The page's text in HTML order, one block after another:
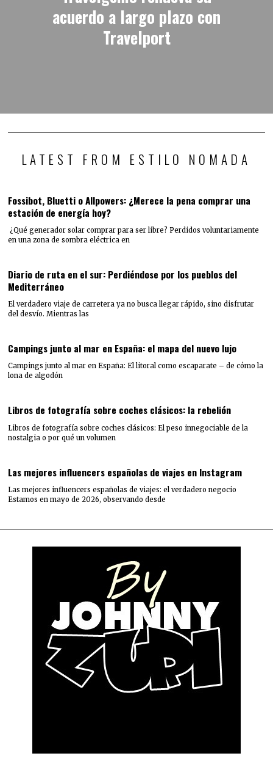
acuerdo a largo plazo con
Travelport
LATEST FROM ESTILO NOMADA
Fossibot, Bluetti o Allpowers: ¿Merece la pena comprar una
estación de energía hoy?
¿Qué generador solar comprar para ser libre? Perdidos voluntariamente
en una zona de sombra eléctrica en
Diario de ruta en el sur: Perdiéndose por los pueblos del
Mediterráneo
El verdadero viaje de carretera ya no busca llegar rápido, sino disfrutar
del desvío. Mientras las
Campings junto al mar en España: el mapa del nuevo lujo
Campings junto al mar en España: El litoral como escaparate – de cómo la
lona de algodón
Libros de fotografía sobre coches clásicos: la rebelión
Libros de fotografía sobre coches clásicos: El peso innegociable de la
nostalgia o por qué un volumen
Las mejores influencers españolas de viajes en Instagram
Las mejores influencers españolas de viajes: el verdadero negocio
Estamos en mayo de 2026, observando desde